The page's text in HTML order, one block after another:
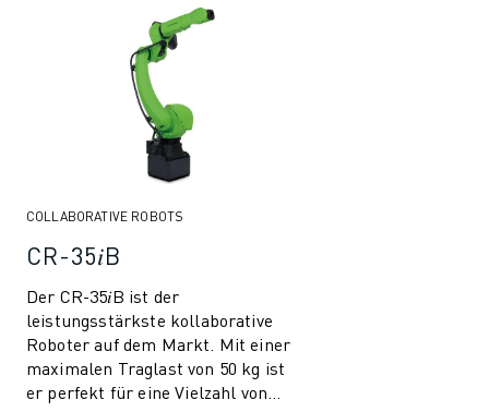
HOCHGESCHWINDIGKEITSBOHREN UND -GEWINDESCHNEIDEN
MASCHINENBEDIENUNG
MATERIALHANDHABUNG
DRAHTERODIERMASCHINE
FALLBEISPIELE
KUNDENDIENST
KUNDENBETREUUNG
FANUC PLANS
FIELD & WARTUNG
COLLABORATIVE ROBOTS
CR-35𝑖B
Der CR-35𝑖B ist der
leistungsstärkste kollaborative
Roboter auf dem Markt. Mit einer
maximalen Traglast von 50 kg ist
er perfekt für eine Vielzahl von